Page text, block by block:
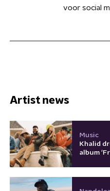
voor social
Artist news
Music
Khalid
album